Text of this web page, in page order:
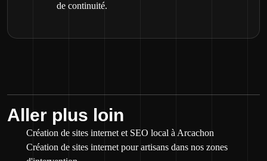
de continuité.
Aller plus loin
Création de sites internet et SEO local à Arcachon
Création de sites internet pour artisans dans nos zones